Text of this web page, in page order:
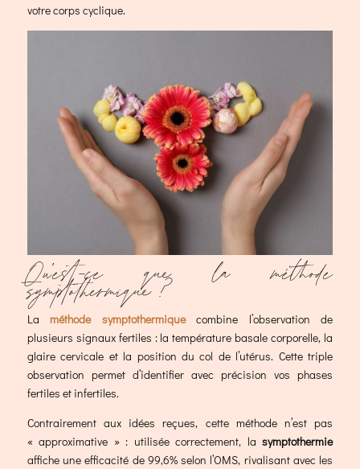
votre corps cyclique.
Qu’est-ce que la méthode
symptothermique ?
La méthode symptothermiquecombine l’observation de
plusieurs signaux fertiles : la température basale corporelle, la
glaire cervicale et la position du col de l’utérus. Cette triple
observation permet d’identifier avec précision vos phases
fertiles et infertiles.
Contrairement aux idées reçues, cette méthode n’est pas
« approximative » : utilisée correctement, lasymptothermie
affiche une efficacité de 99,6% selon l’OMS, rivalisant avec les